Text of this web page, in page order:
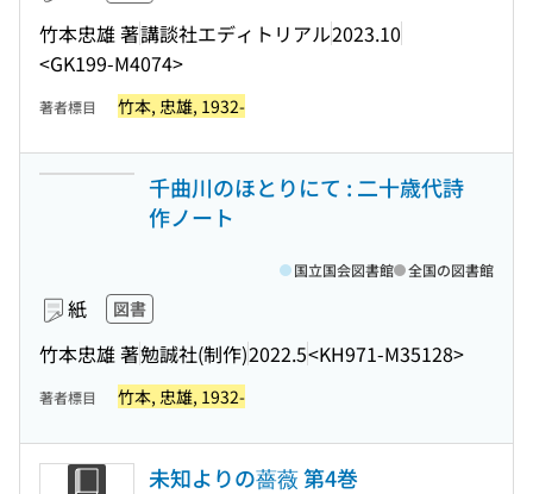
竹本忠雄 著講談社エディトリアル2023.10
<GK199-M4074>
著者標目 竹本, 忠雄, 1932-
千曲川のほとりにて : 二十歳代詩
作ノート
紙 図書
竹本忠雄 著勉誠社(制作)2022.5<KH971-M35128>
国立国会図書館 全国の図書館
著者標目 竹本, 忠雄, 1932-
未知よりの薔薇 第4巻